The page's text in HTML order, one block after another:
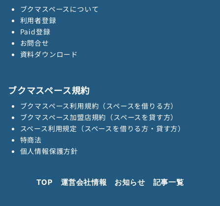
ブクマスペースについて
利用者登録
Paid登録
お問合せ
資料ダウンロード
ブクマスペース規約
ブクマスペース利用規約（スペースを借りる方）
ブクマスペース加盟店規約（スペースを貸す方）
スペース利用規定（スペースを借りる方・貸す方）
特商法
個人情報保護方針
TOP 運営会社情報 お知らせ 記事一覧